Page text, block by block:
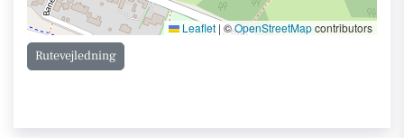
Leaflet | ©OpenStreetMapcontributors
Rutevejledning